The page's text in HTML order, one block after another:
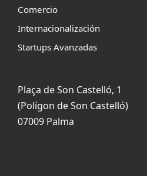
Comercio
Internacionalización
Startups Avanzadas
Plaça de Son Castelló, 1
(Polígon de Son Castelló)
07009 Palma